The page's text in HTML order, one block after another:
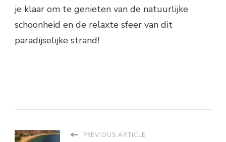
je klaar om te genieten van de natuurlijke
schoonheid en de relaxte sfeer van dit
paradijselijke strand!
PREVIOUS ARTICLE